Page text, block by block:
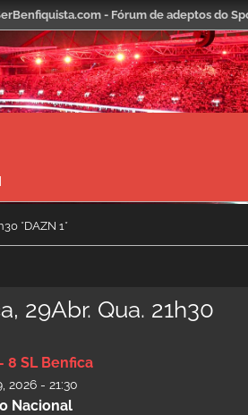
- Fórum de adeptos do
*DAZN 1*
29Abr. Qua. 21h30
8 SL Benfica
2026 - 21:30
Nacional